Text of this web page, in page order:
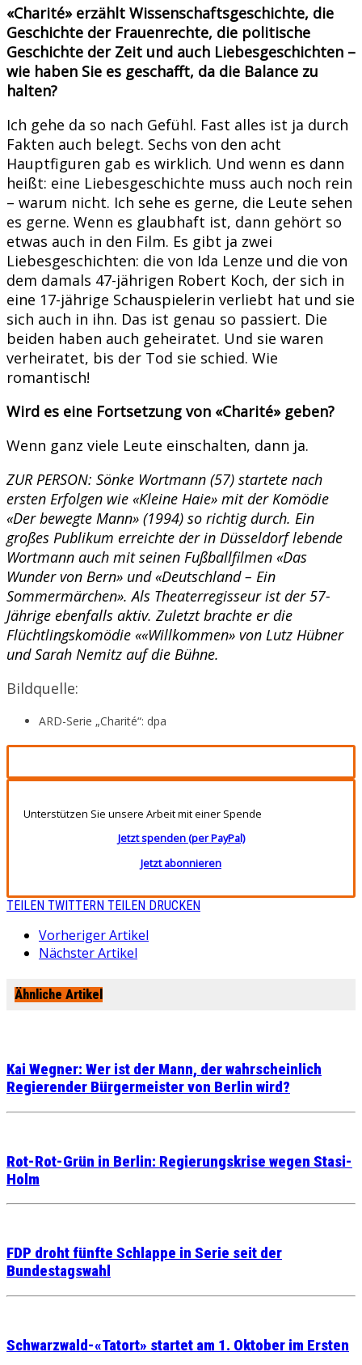
«Charité» erzählt Wissenschaftsgeschichte, die
Geschichte der Frauenrechte, die politische
Geschichte der Zeit und auch Liebesgeschichten –
wie haben Sie es geschafft, da die Balance zu
halten?
Ich gehe da so nach Gefühl. Fast alles ist ja durch
Fakten auch belegt. Sechs von den acht
Hauptfiguren gab es wirklich. Und wenn es dann
heißt: eine Liebesgeschichte muss auch noch rein
– warum nicht. Ich sehe es gerne, die Leute sehen
es gerne. Wenn es glaubhaft ist, dann gehört so
etwas auch in den Film. Es gibt ja zwei
Liebesgeschichten: die von Ida Lenze und die von
dem damals 47-jährigen Robert Koch, der sich in
eine 17-jährige Schauspielerin verliebt hat und sie
sich auch in ihn. Das ist genau so passiert. Die
beiden haben auch geheiratet. Und sie waren
verheiratet, bis der Tod sie schied. Wie
romantisch!
Wird es eine Fortsetzung von «Charité» geben?
Wenn ganz viele Leute einschalten, dann ja.
ZUR PERSON: Sönke Wortmann (57) startete nach
ersten Erfolgen wie «Kleine Haie» mit der Komödie
«Der bewegte Mann» (1994) so richtig durch. Ein
großes Publikum erreichte der in Düsseldorf lebende
Wortmann auch mit seinen Fußballfilmen «Das
Wunder von Bern» und «Deutschland – Ein
Sommermärchen». Als Theaterregisseur ist der 57-
Jährige ebenfalls aktiv. Zuletzt brachte er die
Flüchtlingskomödie ««Willkommen» von Lutz Hübner
und Sarah Nemitz auf die Bühne.
Bildquelle:
ARD-Serie „Charité“: dpa
Unterstützen Sie unsere Arbeit mit einer Spende
Jetzt spenden (per PayPal)
Jetzt abonnieren
TEILEN TWITTERN TEILEN DRUCKEN
Vorheriger Artikel
Nächster Artikel
Ähnliche Artikel
Kai Wegner: Wer ist der Mann, der wahrscheinlich
Regierender Bürgermeister von Berlin wird?
Rot-Rot-Grün in Berlin: Regierungskrise wegen Stasi-
Holm
FDP droht fünfte Schlappe in Serie seit der
Bundestagswahl
Schwarzwald-«Tatort» startet am 1. Oktober im Ersten